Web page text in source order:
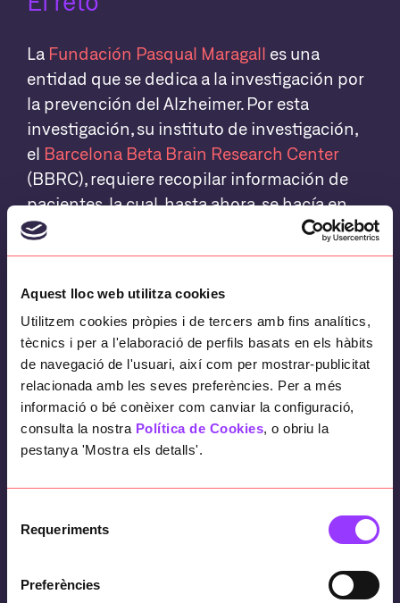
Aquest lloc web utilitza cookies
Utilitzem cookies pròpies i de tercers amb fins analítics,
tècnics i per a l'elaboració de perfils basats en els hàbits
de navegació de l'usuari, així com per mostrar-publicitat
relacionada amb les seves preferències. Per a més
informació o bé conèixer com canviar la configuració,
consulta la nostra Política de Cookies, o obriu la
pestanya 'Mostra els detalls'.
Requeriments
Preferències
La Fundación Pasqual Maragall es una
entidad que se dedica a la investigación por
la prevención del Alzheimer. Por esta
investigación, su instituto de investigación,
el Barcelona Beta Brain Research Center
(BBRC), requiere recopilar información de
pacientes, la cual, hasta ahora, se hacía en
papel, con el riesgo que esto implica.
El objetivo
Se pide digitalizar el proceso de captación
de información mediante formularios que
tienen que llenar los pacientes de forma que
sea más fácil y ágil.
¿Cómo lo hemos hecho?
Formularios dinámicos